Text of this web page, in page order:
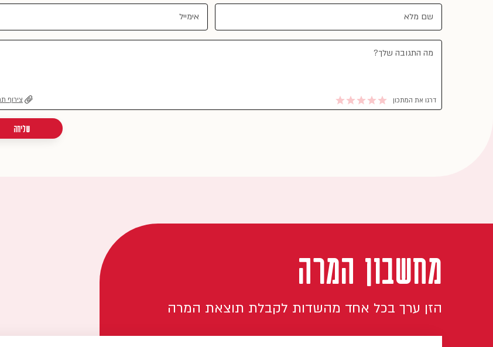
דרגו את המתכון צירוף
שליחה
מחשבון המרה
הזן ערך בכל אחד מהשדות לקבלת תוצאת המרה